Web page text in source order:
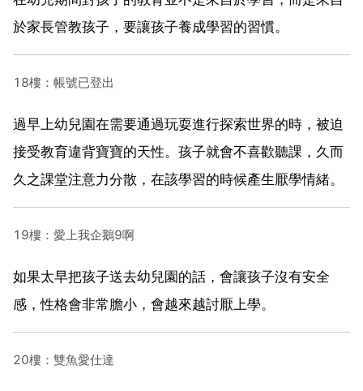
於家長管教孩子，要讓孩子養成學習的習慣。
18樓：帳號已登出
過早上幼兒園在需要通過玩耍進行探索世界的時，被迫
接受教育違背寶寶的天性。孩子就會不喜歡聽課，久而
久之課堂注意力分散，在該學習的時候產生厭學情緒。
19樓：愛上我企鵝9啊
如果太早把孩子送去幼兒園的話，會讓孩子沒有安全
感，性格會非常膽小，會越來越討厭上學。
20樓：雙魚愛仕達